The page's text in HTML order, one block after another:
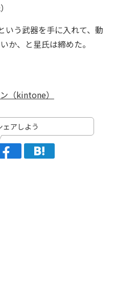
う武器を手に入れて、動
か、と星氏は締めた。
（kintone）
ェアしよう